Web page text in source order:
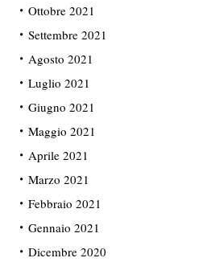
Ottobre 2021
Settembre 2021
Agosto 2021
Luglio 2021
Giugno 2021
Maggio 2021
Aprile 2021
Marzo 2021
Febbraio 2021
Gennaio 2021
Dicembre 2020